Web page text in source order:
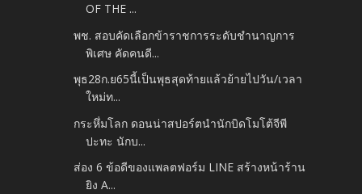
OF THE ...
พช. สอบคัดเลือกข้าราชการระดับชำนาญการ
พิเศษ คัดคนดี...
พุธ28ก.ย65นี้เป็นพุธสุดท้ายแล้วย้ายไปวัน/เวลา
ใหม่ท...
กระหึ่มโลก ดอนน่าสปอร์ตนำนักบิดโมโต้จีพี
ปะทะ นักบ...
ส่อง 6 ข้อดีของแพลตฟอร์ม LINE สร้างหน้าร้าน
ยิง A...